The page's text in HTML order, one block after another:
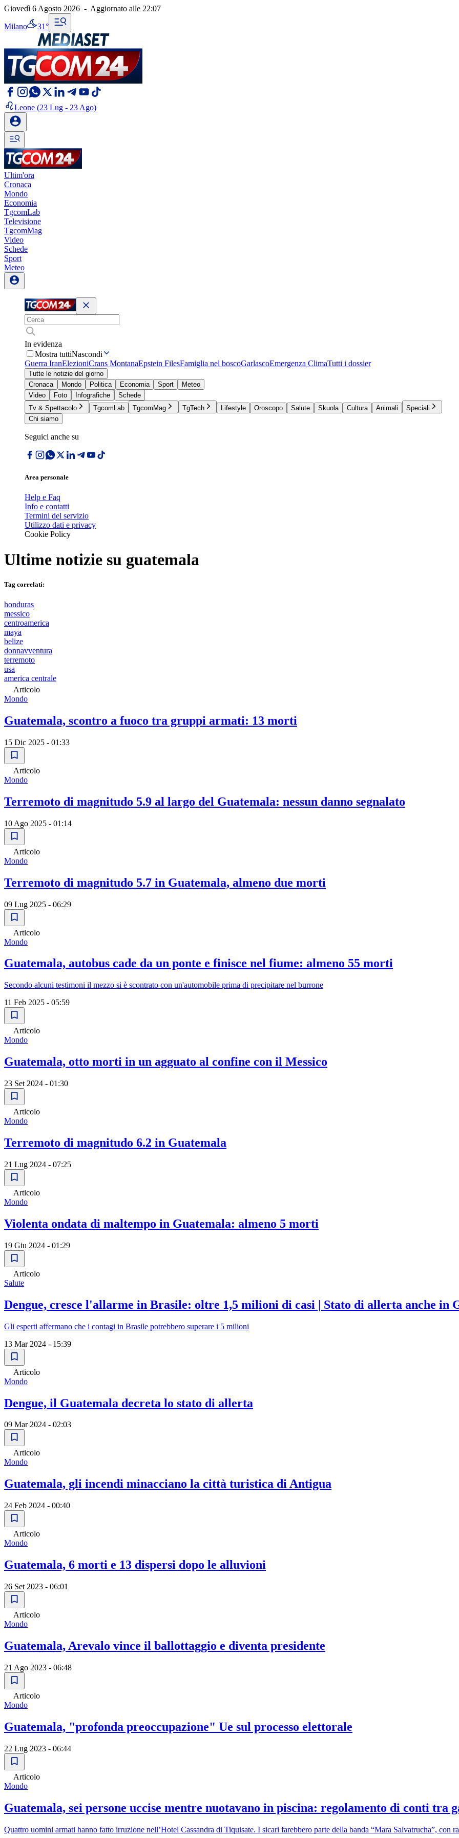
Giovedì 6 Agosto 2026 - Aggiornato alle 22:07
Milano 31°
Leone (23 Lug - 23 Ago)
Ultim'ora
Cronaca
Mondo
Economia
TgcomLab
Televisione
TgcomMag
Video
Schede
Sport
Meteo
In evidenza
Mostra tuttiNascondi
Guerra IranElezioniCrans MontanaEpstein FilesFamiglia nel boscoGarlascoEmergenza ClimaTutti i dossier
Tutte le notizie del giorno
Cronaca
Mondo Politica Economia Sport
Meteo
Video
Foto Infografiche
Schede
Tv & Spettacolo
TgcomLab TgcomMag TgTech Lifestyle Oroscopo Salute Skuola Cultura Animali
Speciali
Chi siamo
Seguici anche su
Area personale
Help e Faq
Info e contatti
Termini del servizio
Utilizzo dati e privacy
Cookie Policy
Ultime notizie su guatemala
Tag correlati:
honduras
messico
centroamerica
maya
belize
donnavventura
terremoto
usa
america centrale
Articolo
Mondo
Guatemala, scontro a fuoco tra gruppi armati: 13 morti
15 Dic 2025 - 01:33
Articolo
Mondo
Terremoto di magnitudo 5.9 al largo del Guatemala: nessun danno segnalato
10 Ago 2025 - 01:14
Articolo
Mondo
Terremoto di magnitudo 5.7 in Guatemala, almeno due morti
09 Lug 2025 - 06:29
Articolo
Mondo
Guatemala, autobus cade da un ponte e finisce nel fiume: almeno 55 morti
Secondo alcuni testimoni il mezzo si è scontrato con un'automobile prima di precipitare nel burrone
11 Feb 2025 - 05:59
Articolo
Mondo
Guatemala, otto morti in un agguato al confine con il Messico
23 Set 2024 - 01:30
Articolo
Mondo
Terremoto di magnitudo 6.2 in Guatemala
21 Lug 2024 - 07:25
Articolo
Mondo
Violenta ondata di maltempo in Guatemala: almeno 5 morti
19 Giu 2024 - 01:29
Articolo
Salute
Dengue, cresce l'allarme in Brasile: oltre 1,5 milioni di casi | Stato di allerta anche in
Gli esperti affermano che i contagi in Brasile potrebbero superare i 5 milioni
13 Mar 2024 - 15:39
Articolo
Mondo
Dengue, il Guatemala decreta lo stato di allerta
09 Mar 2024 - 02:03
Articolo
Mondo
Guatemala, gli incendi minacciano la città turistica di Antigua
24 Feb 2024 - 00:40
Articolo
Mondo
Guatemala, 6 morti e 13 dispersi dopo le alluvioni
26 Set 2023 - 06:01
Articolo
Mondo
Guatemala, Arevalo vince il ballottaggio e diventa presidente
21 Ago 2023 - 06:48
Articolo
Mondo
Guatemala, "profonda preoccupazione" Ue sul processo elettorale
22 Lug 2023 - 06:44
Articolo
Mondo
Guatemala, sei persone uccise mentre nuotavano in piscina: regolamento di conti tra
Quattro uomini armati hanno fatto irruzione nell’Hotel Cassandra di Tiquisate. I sicari farebbero parte della banda “Mara Salvatrucha”, con